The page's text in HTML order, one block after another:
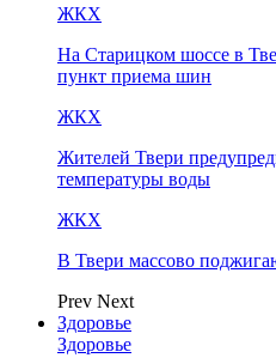
ЖКХ
На Старицком шоссе в
пункт приема шин
ЖКХ
Жителей Твери
температуры воды
ЖКХ
В Твери массово
Prev Next
Здоровье
Здоровье